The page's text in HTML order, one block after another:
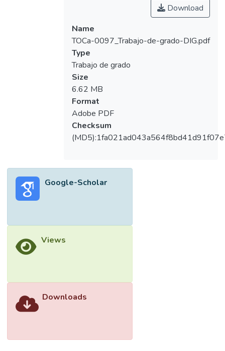
Odontológico Colombiano de la ciudad de
Download
Name
TOCa-0097_Trabajo-de-grado-DIG.pdf
Type
Trabajo de grado
Size
6.62 MB
Format
Adobe PDF
Checksum
Google-Scholar
Views
Downloads